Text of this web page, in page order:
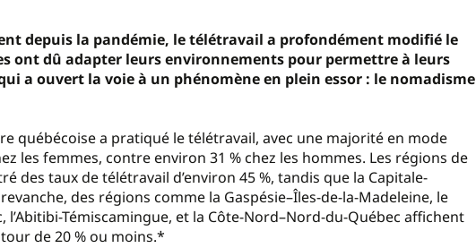
depuis la pandémie, le télétravail a profondément modifié le
ont dû adapter leurs environnements pour permettre à leurs
a ouvert la voie à un phénomène en plein essor : le nomadisme
québécoise a pratiqué le télétravail, avec une majorité en mode
les femmes, contre environ 31 % chez les hommes. Les régions de
des taux de télétravail d’environ 45 %, tandis que la Capitale-
des régions comme la Gaspésie–Îles-de-la-Madeleine, le
l’Abitibi-Témiscamingue, et la Côte-Nord–Nord-du-Québec affichent
de 20 % ou moins.*